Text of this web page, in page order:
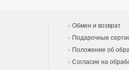
Обмен и возврат
Подарочные
Положение об
Согласие на